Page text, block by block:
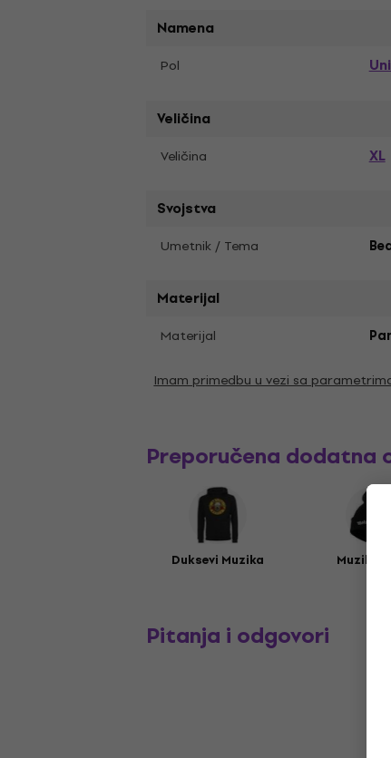
Namena
Pol
Veličina
Veličina XL
Svojstva
Umetnik / Tema
Materijal
Materijal
Imam primedbu u vezi sa
Preporučena dodatna
Duksevi Muzika Muzika
Pitanja i odgovori